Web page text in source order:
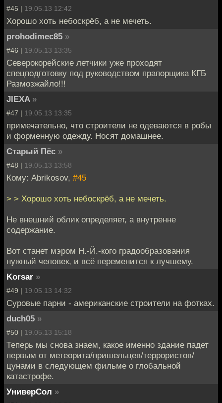
#45 | 19.05.13 12:42
Хорошо хоть небоскрёб, а не мечеть.
prohodimec85 »
#46 | 19.05.13 13:35
Северокорейские летчики уже проходят
спецподготовку под руководством прапорщика КГБ
Размозжайло!!!
JIEXA »
#47 | 19.05.13 13:35
примечательно, что строители не одеваются в робы
и форменную одежду. Носят домашнее.
Старый Пёс »
#48 | 19.05.13 13:58
Кому: Abrikosov, #45
> > Хорошо хоть небоскрёб, а не мечеть.
Не внешний облик определяет, а внутренне
содержание.
Вот станет мэром Н.-Й.-кого градообразования
нужный человек, и всё переменится к лучшему.
Korsar »
#49 | 19.05.13 14:32
Суровые парни - американские строители на фотках.
duch05 »
#50 | 19.05.13 15:18
Теперь мы снова знаем, какое именно здание падет
первым от метеорита/пришельцев/террористов/
цунами в следующем фильме о глобальной
катастрофе.
УниверСол »